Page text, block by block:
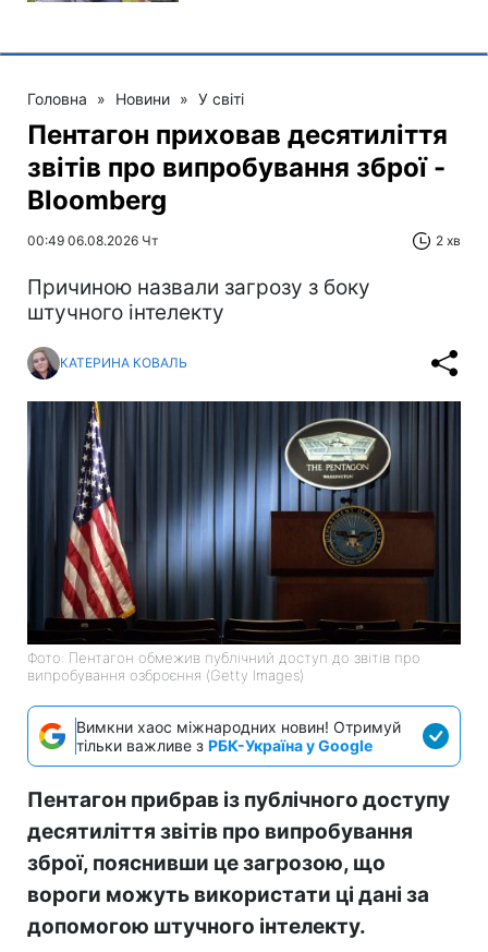
Головна » Новини » У світі
Пентагон приховав десятиліття
звітів про випробування зброї -
Bloomberg
00:49 06.08.2026 Чт 2 хв
Причиною назвали загрозу з боку
штучного інтелекту
КАТЕРИНА КОВАЛЬ
Фото: Пентагон обмежив публічний доступ до звітів про
випробування озброєння (Getty Images)
Вимкни хаос міжнародних новин! Отримуй
тільки важливе з РБК-Україна у Google
Пентагон прибрав із публічного доступу
десятиліття звітів про випробування
зброї, пояснивши це загрозою, що
вороги можуть використати ці дані за
допомогою штучного інтелекту.